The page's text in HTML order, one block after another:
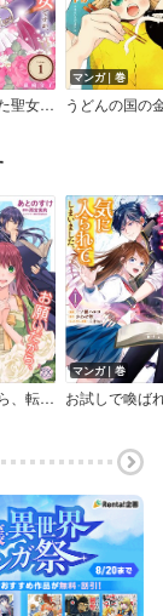
罪人にされた聖女ですが、なぜか隣国の皇帝に溺愛されています
マンガ｜巻
お願いだから、転生先は選ばせてください！！【単話売】
マンガ｜巻